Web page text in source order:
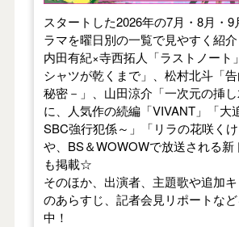
スタートした2026年の7月・8月・9
ラマを曜日別の一覧で見やすく紹介
内田有紀×寺西拓人「ラストノート
シャツが乾くまで」、松村北斗「
秘密－」、山田涼介「一次元の挿
に、人気作の続編「VIVANT」「大
SBC強行犯係～」「リラの花咲くけ
や、BS＆WOWOWで放送される新
も掲載☆
そのほか、出演者、主題歌や追加
のあらすじ、記者会見リポートな
中！